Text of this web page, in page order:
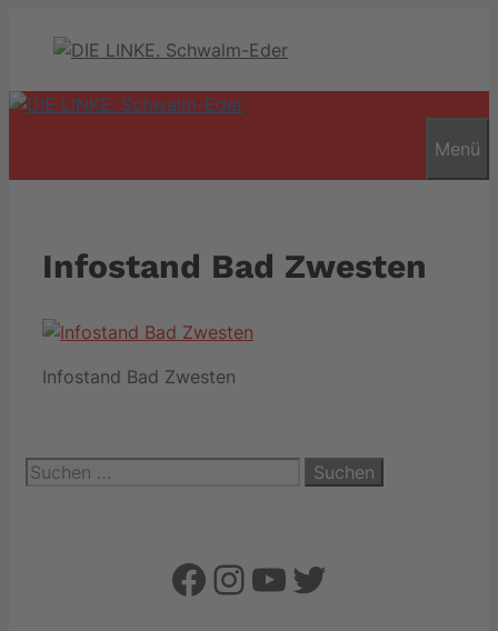
Menü
Infostand Bad Zwesten
Infostand Bad Zwesten
Suchen
nach:
Facebook
Instagram
YouTube
Twitter